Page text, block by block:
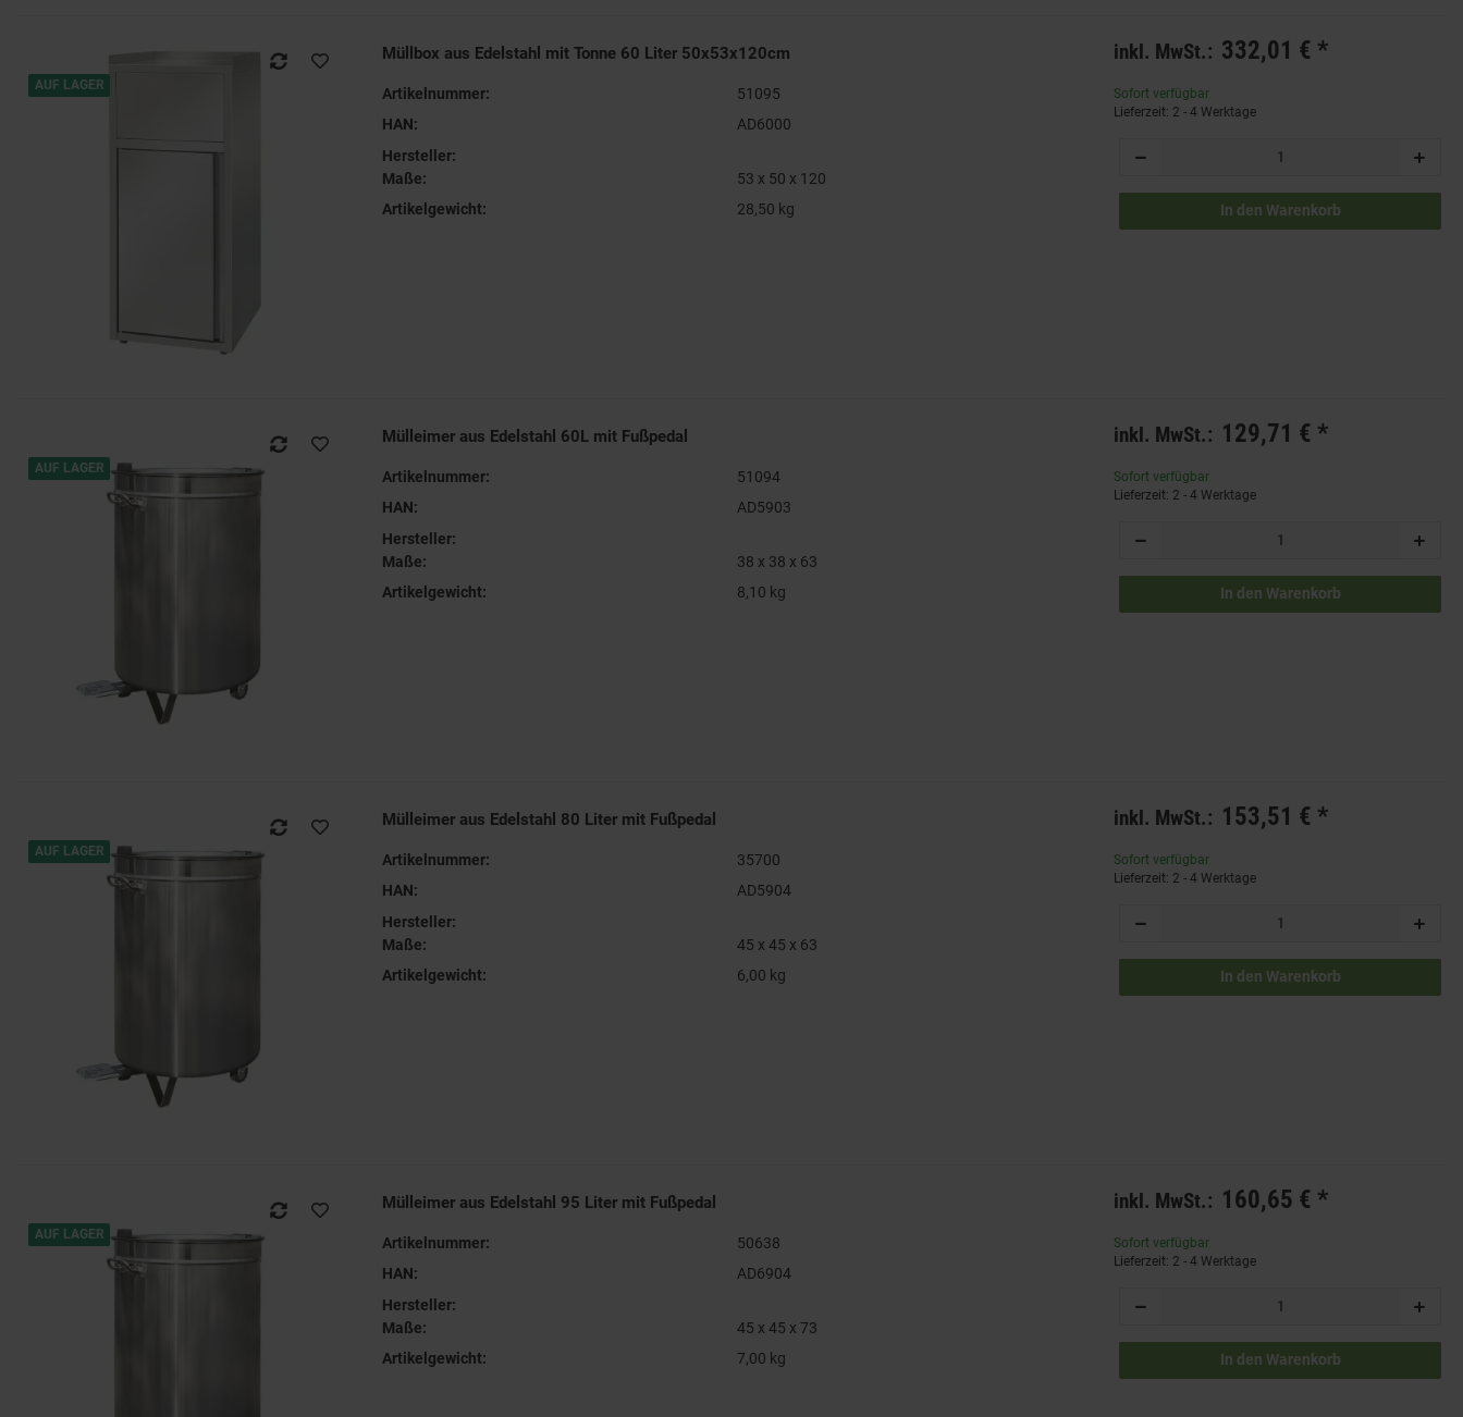
AUF LAGER
Müllbox aus Edelstahl mit Tonne 60 Liter 50x53x120cm
Artikelnummer:
51095
HAN:
AD6000
Hersteller:
Maße:
53 x 50 x 120
Artikelgewicht:
28,50 kg
inkl. MwSt.: 332,01 € *
Sofort verfügbar
Lieferzeit: 2 - 4 Werktage
In den Warenkorb
AUF LAGER
Mülleimer aus Edelstahl 60L mit Fußpedal
Artikelnummer:
51094
HAN:
AD5903
Hersteller:
Maße:
38 x 38 x 63
Artikelgewicht:
8,10 kg
inkl. MwSt.: 129,71 € *
Sofort verfügbar
Lieferzeit: 2 - 4 Werktage
In den Warenkorb
AUF LAGER
Mülleimer aus Edelstahl 80 Liter mit Fußpedal
Artikelnummer:
35700
HAN:
AD5904
Hersteller:
Maße:
45 x 45 x 63
Artikelgewicht:
6,00 kg
inkl. MwSt.: 153,51 € *
Sofort verfügbar
Lieferzeit: 2 - 4 Werktage
In den Warenkorb
AUF LAGER
Mülleimer aus Edelstahl 95 Liter mit Fußpedal
Artikelnummer:
50638
HAN:
AD6904
Hersteller:
Maße:
45 x 45 x 73
Artikelgewicht:
7,00 kg
inkl. MwSt.: 160,65 € *
Sofort verfügbar
Lieferzeit: 2 - 4 Werktage
In den Warenkorb